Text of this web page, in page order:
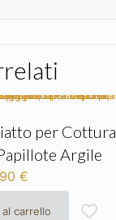
per Cottura
Argile
€
carrello